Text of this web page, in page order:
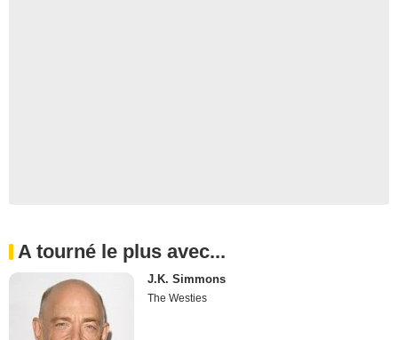
A tourné le plus avec...
J.K. Simmons
The Westies